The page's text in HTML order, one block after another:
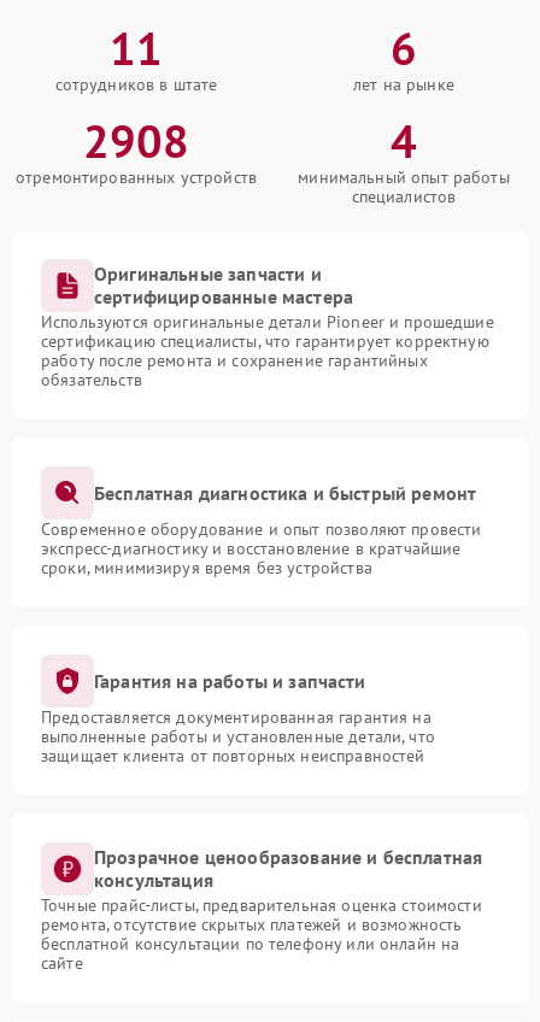
11
сотрудников в штате
6
лет на рынке
2908
отремонтированных устройств
4
минимальный опыт работы
специалистов
Оригинальные запчасти и
сертифицированные мастера
Используются оригинальные детали Pioneer и прошедшие
сертификацию специалисты, что гарантирует корректную
работу после ремонта и сохранение гарантийных
обязательств
Бесплатная диагностика и быстрый ремонт
Современное оборудование и опыт позволяют провести
экспресс-диагностику и восстановление в кратчайшие
сроки, минимизируя время без устройства
Гарантия на работы и запчасти
Предоставляется документированная гарантия на
выполненные работы и установленные детали, что
защищает клиента от повторных неисправностей
Прозрачное ценообразование и бесплатная
консультация
Точные прайс-листы, предварительная оценка стоимости
ремонта, отсутствие скрытых платежей и возможность
бесплатной консультации по телефону или онлайн на
сайте